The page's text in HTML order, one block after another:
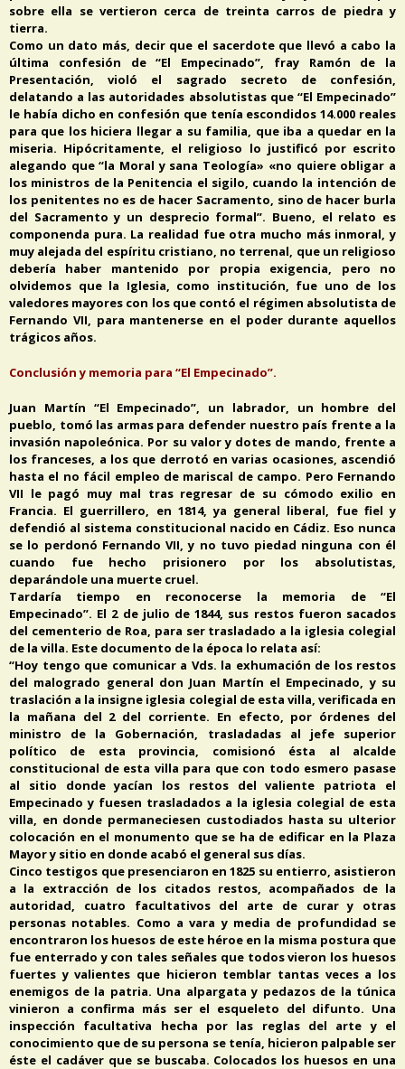
sobre ella se vertieron cerca de treinta carros de piedra y
tierra.
Como un dato más, decir que el sacerdote que llevó a cabo la
última confesión de “El Empecinado”, fray Ramón de la
Presentación, violó el sagrado secreto de confesión,
delatando a las autoridades absolutistas que “El Empecinado”
le había dicho en confesión que tenía escondidos 14.000 reales
para que los hiciera llegar a su familia, que iba a quedar en la
miseria. Hipócritamente, el religioso lo justificó por escrito
alegando que “la Moral y sana Teología» «no quiere obligar a
los ministros de la Penitencia el sigilo, cuando la intención de
los penitentes no es de hacer Sacramento, sino de hacer burla
del Sacramento y un desprecio formal”. Bueno, el relato es
componenda pura. La realidad fue otra mucho más inmoral, y
muy alejada del espíritu cristiano, no terrenal, que un religioso
debería haber mantenido por propia exigencia, pero no
olvidemos que la Iglesia, como institución, fue uno de los
valedores mayores con los que contó el régimen absolutista de
Fernando VII, para mantenerse en el poder durante aquellos
trágicos años.
Conclusión y memoria para “El Empecinado”.
Juan Martín “El Empecinado”, un labrador, un hombre del
pueblo, tomó las armas para defender nuestro país frente a la
invasión napoleónica. Por su valor y dotes de mando, frente a
los franceses, a los que derrotó en varias ocasiones, ascendió
hasta el no fácil empleo de mariscal de campo. Pero Fernando
VII le pagó muy mal tras regresar de su cómodo exilio en
Francia. El guerrillero, en 1814, ya general liberal, fue fiel y
defendió al sistema constitucional nacido en Cádiz. Eso nunca
se lo perdonó Fernando VII, y no tuvo piedad ninguna con él
cuando fue hecho prisionero por los absolutistas,
deparándole una muerte cruel.
Tardaría tiempo en reconocerse la memoria de “El
Empecinado”. El 2 de julio de 1844, sus restos fueron sacados
del cementerio de Roa, para ser trasladado a la iglesia colegial
de la villa. Este documento de la época lo relata así:
“Hoy tengo que comunicar a Vds. la exhumación de los restos
del malogrado general don Juan Martín el Empecinado, y su
traslación a la insigne iglesia colegial de esta villa, verificada en
la mañana del 2 del corriente. En efecto, por órdenes del
ministro de la Gobernación, trasladadas al jefe superior
político de esta provincia, comisionó ésta al alcalde
constitucional de esta villa para que con todo esmero pasase
al sitio donde yacían los restos del valiente patriota el
Empecinado y fuesen trasladados a la iglesia colegial de esta
villa, en donde permaneciesen custodiados hasta su ulterior
colocación en el monumento que se ha de edificar en la Plaza
Mayor y sitio en donde acabó el general sus días.
Cinco testigos que presenciaron en 1825 su entierro, asistieron
a la extracción de los citados restos, acompañados de la
autoridad, cuatro facultativos del arte de curar y otras
personas notables. Como a vara y media de profundidad se
encontraron los huesos de este héroe en la misma postura que
fue enterrado y con tales señales que todos vieron los huesos
fuertes y valientes que hicieron temblar tantas veces a los
enemigos de la patria. Una alpargata y pedazos de la túnica
vinieron a confirma más ser el esqueleto del difunto. Una
inspección facultativa hecha por las reglas del arte y el
conocimiento que de su persona se tenía, hicieron palpable ser
éste el cadáver que se buscaba. Colocados los huesos en una